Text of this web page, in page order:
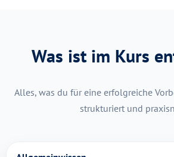
Was ist im Kurs
Alles, was du für eine erfolgreiche
strukturiert und